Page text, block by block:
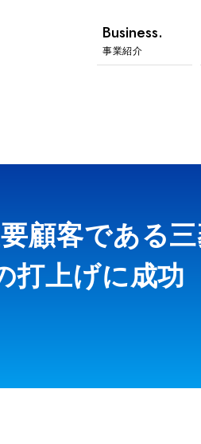
Business.
事業紹介
顧客である
打上げに成功